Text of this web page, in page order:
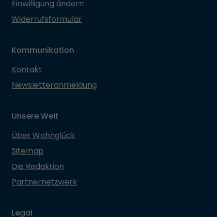
Einwilligung ändern
Widerrufsformular
Kommunikation
Kontakt
Newsletteranmeldung
Unsere Welt
Über Wohnglück
Sitemap
Die Redaktion
Partnernetzwerk
Legal